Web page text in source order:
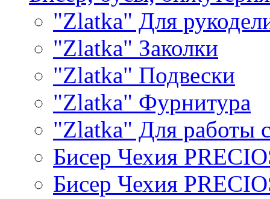
"Zlatka" Для
"Zlatka" Заколки
"Zlatka" Подвески
"Zlatka" Фурнитура
"Zlatka" Для работы
Бисер Чехия
Бисер Чехия